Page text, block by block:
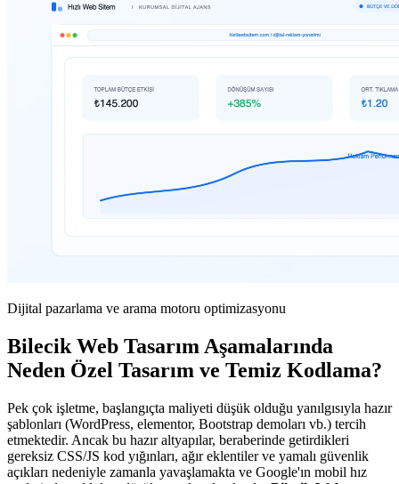
Dijital pazarlama ve arama motoru optimizasyonu
Bilecik Web Tasarım Aşamalarında
Neden Özel Tasarım ve Temiz Kodlama?
Pek çok işletme, başlangıçta maliyeti düşük olduğu yanılgısıyla hazır
şablonları (WordPress, elementor, Bootstrap demoları vb.) tercih
etmektedir. Ancak bu hazır altyapılar, beraberinde getirdikleri
gereksiz CSS/JS kod yığınları, ağır eklentiler ve yamalı güvenlik
açıkları nedeniyle zamanla yavaşlamakta ve Google'ın mobil hız